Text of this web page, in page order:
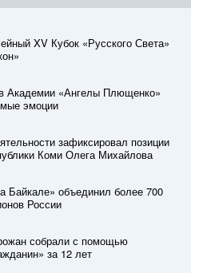
XV Кубок «Русского Света»
Академии «Ангелы Плющенко»
эмоции
зафиксировал позиции
Коми Олега Михайлова
Байкале» объединил более 700
России
собрали с помощью
за 12 лет